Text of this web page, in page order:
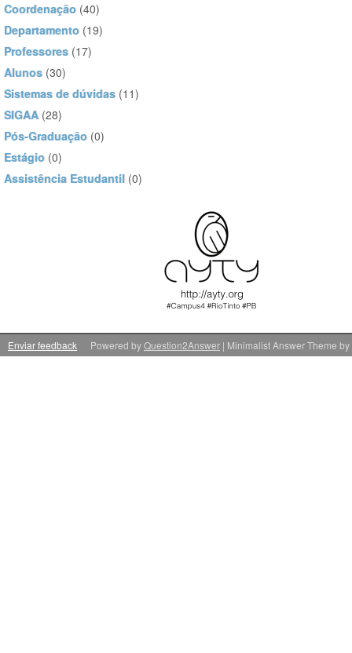
Coordenação (40)
Departamento (19)
Professores (17)
Alunos (30)
Sistemas de dúvidas (11)
SIGAA (28)
Pós-Graduação (0)
Estágio (0)
Assistência Estudantil (0)
Enviar feedback | Minimalist Answer Theme by
Powered byQuestion2Answer